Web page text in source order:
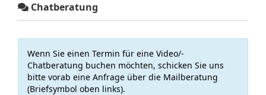
Chatberatung
Wenn Sie einen Termin für eine Video/-
Chatberatung buchen möchten, schicken Sie uns
bitte vorab eine Anfrage über die Mailberatung
(Briefsymbol oben links).